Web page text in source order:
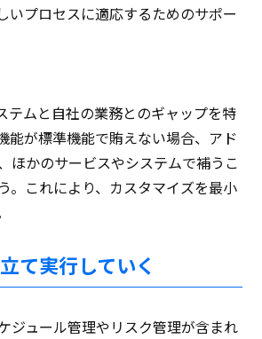
いプロセスに適応するためのサポー
テムと自社の業務とのギャップを特
能が標準機能で賄えない場合、アド
ほかのサービスやシステムで補うこ
。これにより、カスタマイズを最小
て実行していく
ジュール管理やリスク管理が含まれ